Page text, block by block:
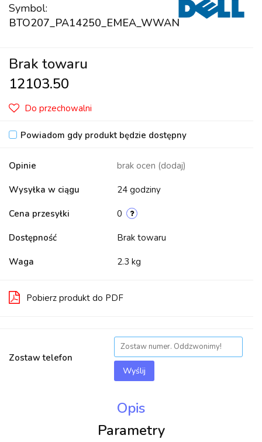
Symbol:
BTO207_PA14250_EMEA_WWAN
Brak towaru
12103.50
Do przechowalni
Powiadom gdy produkt będzie dostępny
Opinie brak ocen (dodaj)
Wysyłka w ciągu 24 godziny
Cena przesyłki 0
Dostępność Brak towaru
Waga 2.3 kg
Pobierz produkt do PDF
Zostaw telefon
Wyślij
Opis
Parametry